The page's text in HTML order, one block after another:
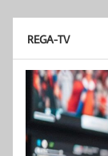
REGA-TV